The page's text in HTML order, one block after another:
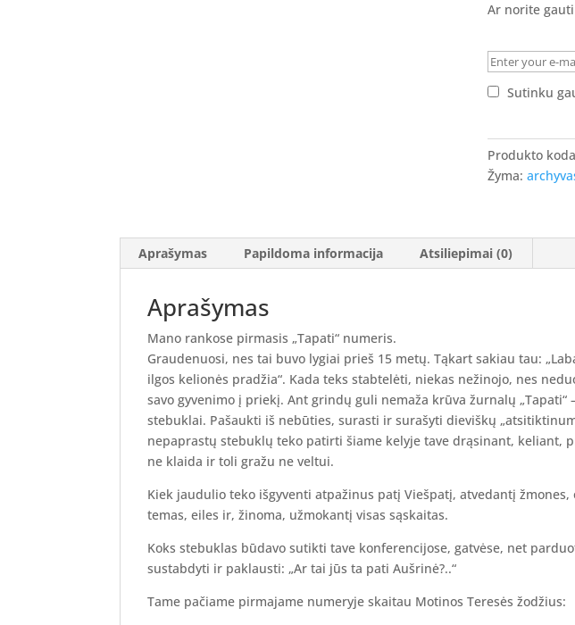
Ar norite
Sutinku
Produkto
Žyma:
Aprašymas Papildoma informacija Atsiliepimai (0)
Aprašymas
Mano rankose pirmasis „Tapati“ numeris.
Graudenuosi, nes tai buvo lygiai prieš 15 metų. Tąkart sakiau tau:
ilgos kelionės pradžia“. Kada teks stabtelėti, niekas nežinojo, nes
savo gyvenimo į priekį. Ant grindų guli nemaža krūva žurnalų „Tapati“
stebuklai. Pašaukti iš nebūties, surasti ir surašyti dieviškų
nepaprastų stebuklų teko patirti šiame kelyje tave drąsinant, keliant,
ne klaida ir toli gražu ne veltui.
Kiek jaudulio teko išgyventi atpažinus patį Viešpatį, atvedantį
temas, eiles ir, žinoma, užmokantį visas sąskaitas.
Koks stebuklas būdavo sutikti tave konferencijose, gatvėse, net
sustabdyti ir paklausti: „Ar tai jūs ta pati Aušrinė?..“
Tame pačiame pirmajame numeryje skaitau Motinos Teresės žodžius: